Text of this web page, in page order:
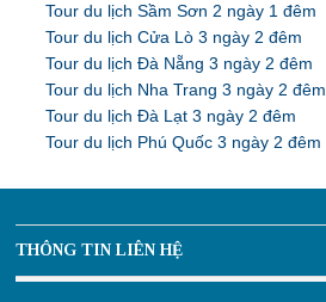
Tour du lịch Sầm Sơn 2 ngày 1 đêm
Tour du lịch Cửa Lò 3 ngày 2 đêm
Tour du lịch Đà Nẵng 3 ngày 2 đêm
Tour du lịch Nha Trang 3 ngày 2 đêm
Tour du lịch Đà Lạt 3 ngày 2 đêm
Tour du lịch Phú Quốc 3 ngày 2 đêm
THÔNG TIN LIÊN HỆ